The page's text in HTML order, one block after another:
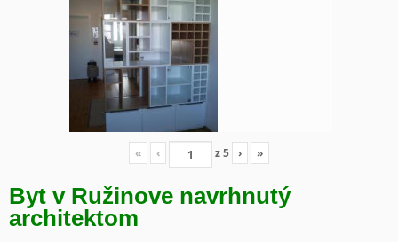
« ‹ z5 › »
Byt v Ružinove navrhnutý
architektom